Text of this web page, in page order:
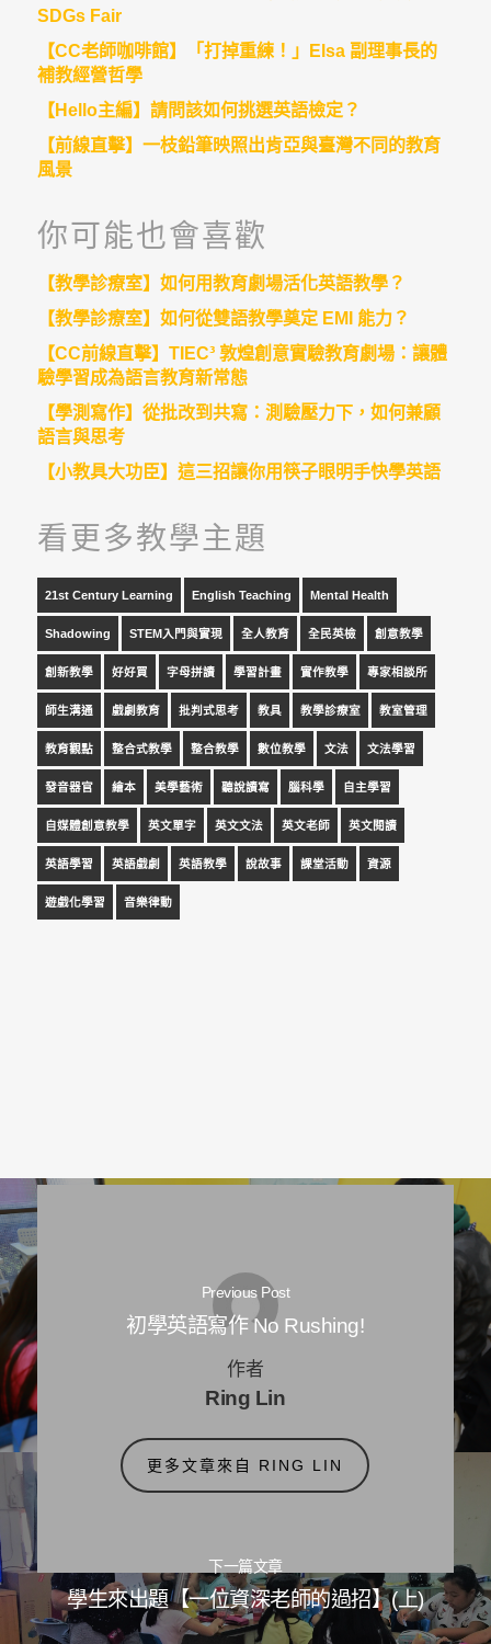
SDGs Fair
【CC老師咖啡館】「打掉重練！」Elsa 副理事長的
補教經營哲學
【Hello主編】請問該如何挑選英語檢定？
【前線直擊】一枝鉛筆映照出肯亞與臺灣不同的教育
風景
你可能也會喜歡
【教學診療室】如何用教育劇場活化英語教學？
【教學診療室】如何從雙語教學奠定 EMI 能力？
【CC前線直擊】TIEC³ 敦煌創意實驗教育劇場：讓體
驗學習成為語言教育新常態
【學測寫作】從批改到共寫：測驗壓力下，如何兼顧
語言與思考
【小教具大功臣】這三招讓你用筷子眼明手快學英語
看更多教學主題
21st Century Learning English Teaching Mental Health
Shadowing STEM入門與實現 全人教育 全民英檢 創意教學
創新教學 好好買 字母拼讀 學習計畫 實作教學 專家相談所
師生溝通 戲劇教育 批判式思考 教具 教學診療室 教室管理
教育觀點 整合式教學 整合教學 數位教學 文法 文法學習
發音器官 繪本 美學藝術 聽說讀寫 腦科學 自主學習
自媒體創意教學 英文單字 英文文法 英文老師 英文閱讀
英語學習 英語戲劇 英語教學 說故事 課堂活動 資源
遊戲化學習 音樂律動
Previous Post
初學英語寫作 No Rushing!
下一篇文章
學生來出題【一位資深老師的過招】(上)
作者
Ring Lin
更多文章來自 RING LIN